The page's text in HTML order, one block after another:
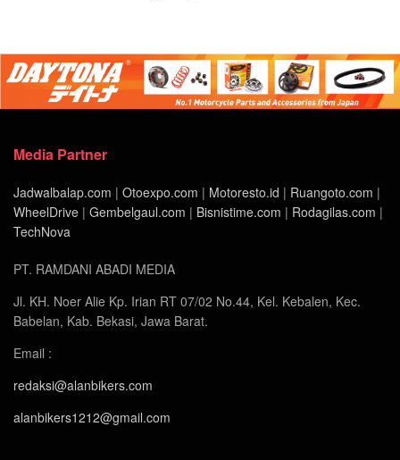
Media Partner
Jadwalbalap.com | Otoexpo.com | Motoresto.id | Ruangoto.com |
WheelDrive | Gembelgaul.com | Bisnistime.com | Rodagilas.com |
TechNova
PT. RAMDANI ABADI MEDIA
Jl. KH. Noer Alie Kp. Irian RT 07/02 No.44, Kel. Kebalen, Kec.
Babelan, Kab. Bekasi, Jawa Barat.
Email :
redaksi@alanbikers.com
alanbikers1212@gmail.com